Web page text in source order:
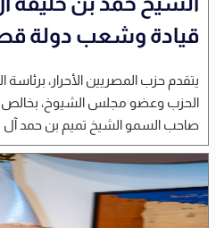
قيادة وشعب دولة
يتقدم حزب المصريين الأحرار،
الحزب وعضو مجلس الشيوخ، بخالص
صاحب السمو الشيخ تميم بن حمد آل